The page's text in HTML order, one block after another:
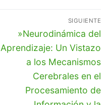
SIGUIENTE
Entrada
siguiente:
»Neurodinámica del
Aprendizaje: Un Vistazo
a los Mecanismos
Cerebrales en el
Procesamiento de